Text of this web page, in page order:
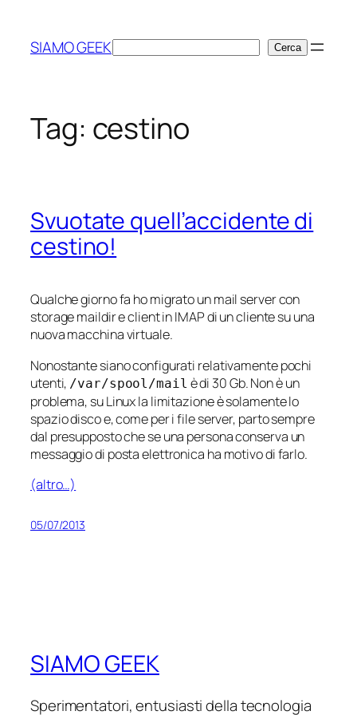
contenuto
SIAMO GEEKCerca Cerca
Tag: cestino
Svuotate quell’accidente di
cestino!
Qualche giorno fa ho migrato un mail server con
storage maildir e client in IMAP di un cliente su una
nuova macchina virtuale.
Nonostante siano configurati relativamente pochi
utenti, /var/spool/mail è di 30 Gb. Non è un
problema, su Linux la limitazione è solamente lo
spazio disco e, come per i file server, parto sempre
dal presupposto che se una persona conserva un
messaggio di posta elettronica ha motivo di farlo.
(altro…)
05/07/2013
SIAMO GEEK
Sperimentatori, entusiasti della tecnologia